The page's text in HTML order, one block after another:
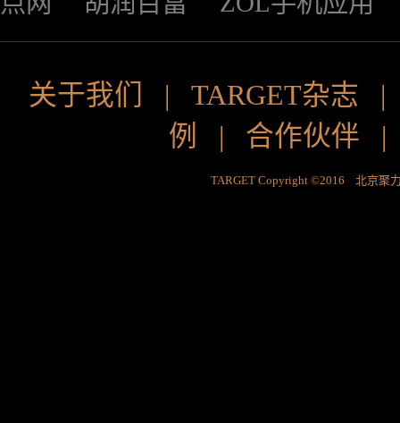
关于我们 | TARGET杂志
例
| 合作伙伴
TARGET Copyright ©2016 北京聚